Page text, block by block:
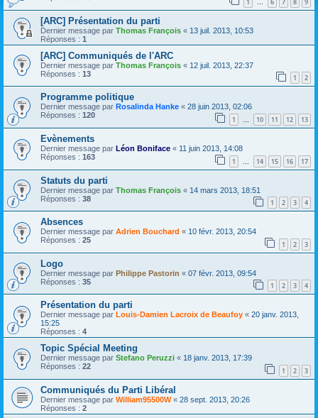
…
[ARC] Présentation du parti
Dernier message par Thomas François « 13 juil. 2013, 10:53
Réponses : 1
[ARC] Communiqués de l'ARC
Dernier message par Thomas François « 12 juil. 2013, 22:37
Réponses : 13 1 2
Programme politique
Dernier message par Rosalinda Hanke « 28 juin 2013, 02:06
Réponses : 120 1 … 10 11 12 13
Evènements
Dernier message par Léon Boniface « 11 juin 2013, 14:08
Réponses : 163 1 … 14 15 16 17
Statuts du parti
Dernier message par Thomas François « 14 mars 2013, 18:51
Réponses : 38 1 2 3 4
Absences
Dernier message par Adrien Bouchard « 10 févr. 2013, 20:54
Réponses : 25 1 2 3
Logo
Dernier message par Philippe Pastorin « 07 févr. 2013, 09:54
Réponses : 35 1 2 3 4
Présentation du parti
Dernier message par Louis-Damien Lacroix de Beaufoy « 20 janv. 2013,
15:25
Réponses : 4
Topic Spécial Meeting
Dernier message par Stefano Peruzzi « 18 janv. 2013, 17:39
Réponses : 22 1 2 3
Communiqués du Parti Libéral
Dernier message par William95500W« 28 sept. 2013, 20:26
Réponses : 2